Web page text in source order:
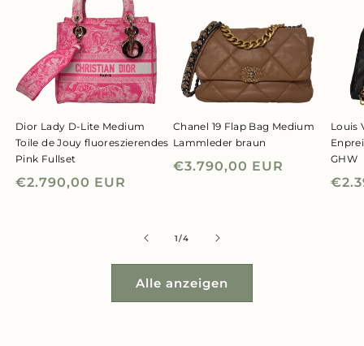
Dior Lady D-Lite Medium
Toile de Jouy fluoreszierendes
Pink Fullset
Normaler
€2.790,00 EUR
Chanel 19 Flap Bag Medium
Lammleder braun
Normaler
€3.790,00 EUR
Louis
GHW
1/von
4
Alle anzeigen